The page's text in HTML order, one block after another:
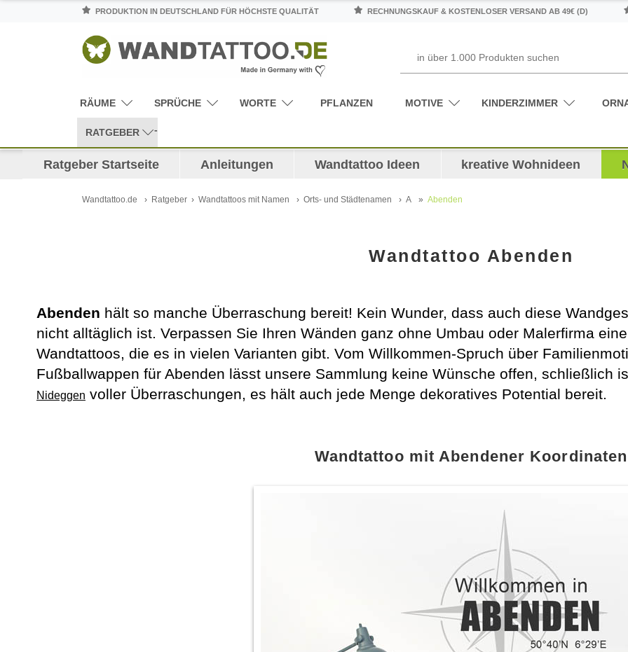
PRODUKTION IN DEUTSCHLAND FÜR HÖCHSTE QUALITÄT RECHNUNGSKAUF & KOSTENLOSER VERSAND AB 49€ (D)
RÄUME SPRÜCHE WORTE PFLANZEN MOTIVE KINDERZIMMER
RATGEBER
Ratgeber Startseite Anleitungen Wandtattoo Ideen kreative Wohnideen
Wandtattoo.de Ratgeber Wandtattoos mit Namen Orts- und Städtenamen A Abenden
Wandtattoo Abenden
Abenden hält so manche Überraschung bereit! Kein Wunder, dass auch diese
nicht alltäglich ist. Verpassen Sie Ihren Wänden ganz ohne Umbau oder Malerfirma
Wandtattoos, die es in vielen Varianten gibt. Vom Willkommen-Spruch über
Fußballwappen für Abenden lässt unsere Sammlung keine Wünsche offen, schließlich
Nideggen voller Überraschungen, es hält auch jede Menge dekoratives Potential bereit.
Wandtattoo mit Abendener Koordinaten